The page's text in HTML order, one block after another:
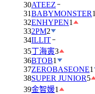
30ATEEZ
31BABYMONSTER1
32ENHYPEN1
332PM2
34ILLIT
35丁海寅3
36BTOB1
37ZEROBASEONE1
38SUPER JUNIOR5
39金智媛1